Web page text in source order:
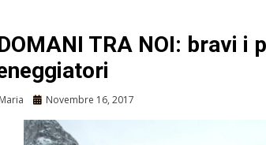
TRA NOI: bravi i
Maria Novembre 16, 2017